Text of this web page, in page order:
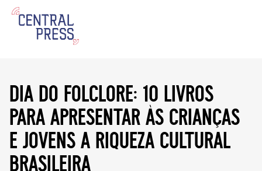
dia do folclore: 10 livros
para apresentar às crianças
e jovens a riqueza cultural
brasileira